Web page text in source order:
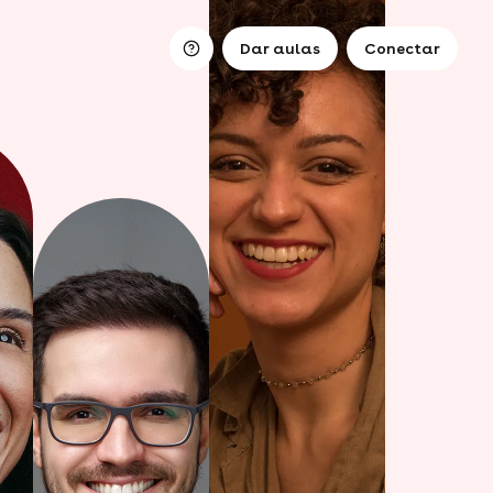
Dar aulas Conectar